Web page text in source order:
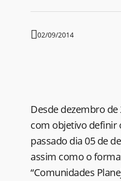
02/09/2014
Desde dezembro
com objetivo definir
passado dia 05 de
assim como o
“Comunidades